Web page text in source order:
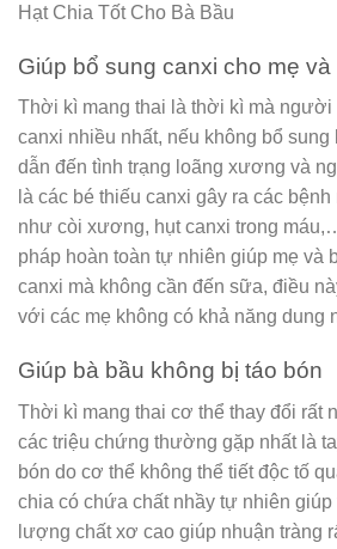
Hạt Chia Tốt Cho Bà Bầu
Giúp bổ sung canxi cho mẹ và
Thời kì mang thai là thời kì mà người
canxi nhiều nhất, nếu không bổ
dẫn đến tình trạng loãng xương và
là các bé thiếu canxi gây ra các
như còi xương, hụt canxi trong
pháp hoàn toàn tự nhiên giúp mẹ và
canxi mà không cần đến sữa, điều
với các mẹ không có khả năng dung
Giúp bà bầu không bị táo bón
Thời kì mang thai cơ thể thay đổi rất
các triệu chứng thường gặp nhất là
bón do cơ thể không thể tiết độc tố
chia có chứa chất nhầy tự nhiên giúp
lượng chất xơ cao giúp nhuận tràng